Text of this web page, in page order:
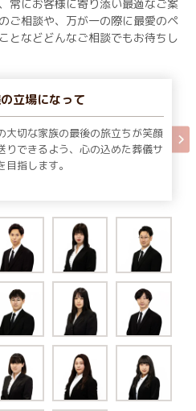
常にお客様に寄り添い最適なご案
ご相談や、万が一の際に最愛のペ
となどどんなご相談でもお待ちし
立場になって
大切な家族の最後の旅立ちが笑顔
りできるよう、心の込めた葬儀サ
目指します。